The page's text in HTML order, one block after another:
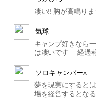
凄い‼️ 胸が高鳴り
気球
キャンプ好きなら
は凄いです！ 経過
ソロキャンパーx
夢を現実にすると
場を経営するとな